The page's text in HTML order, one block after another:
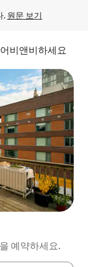
. 원문 보기
비앤비하세요
예약하세요.